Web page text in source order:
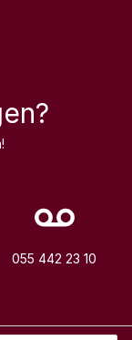
055 442 23 10